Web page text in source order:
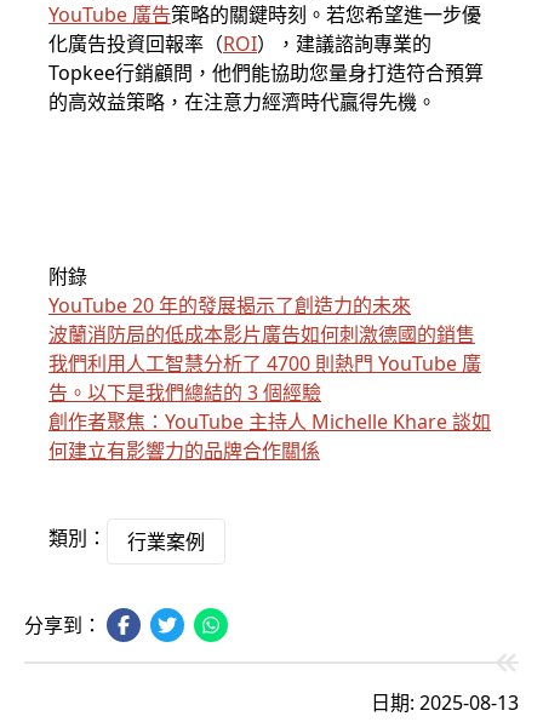
YouTube 廣告策略的關鍵時刻。若您希望進一步優
化廣告投資回報率（ROI），建議諮詢專業的
Topkee行銷顧問，他們能協助您量身打造符合預算
的高效益策略，在注意力經濟時代贏得先機。
附錄
YouTube 20 年的發展揭示了創造力的未來
波蘭消防局的低成本影片廣告如何刺激德國的銷售
我們利用人工智慧分析了 4700 則熱門 YouTube 廣
告。以下是我們總結的 3 個經驗
創作者聚焦：YouTube 主持人 Michelle Khare 談如
何建立有影響力的品牌合作關係
類別： 行業案例
分享到：
日期: 2025-08-13